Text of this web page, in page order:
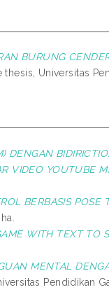
BURUNG
Universitas
DENGAN
VIDEO YOUTUBE
BERBASIS POSE
WITH TEXT TO
MENTAL
Pendidikan